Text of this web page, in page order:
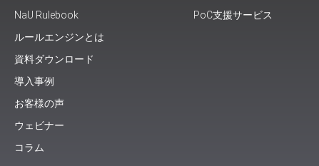
NaU Rulebook
ルールエンジンとは
資料ダウンロード
導入事例
お客様の声
ウェビナー
コラム
PoC支援サービス